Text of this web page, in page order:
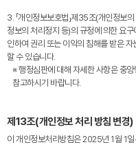
3. 「개인정보보호법」제35조(개인정보
정보의 처리정지 등)의 규정에 의한 요
인하여 권리 또는 이익의 침해를 받은
할 수 있습니다.
※ 행정심판에 대해 자세한 사항은 중
참고하시기 바랍니다.
제13조(개인정보 처리 방침 변경)
이 개인정보처리방침은 2025년 1월 1